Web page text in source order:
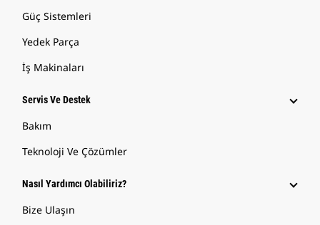
Güç Sistemleri
Yedek Parça
İş Makinaları
Servis Ve Destek
Bakım
Teknoloji Ve Çözümler
Nasıl Yardımcı Olabiliriz?
Bize Ulaşın